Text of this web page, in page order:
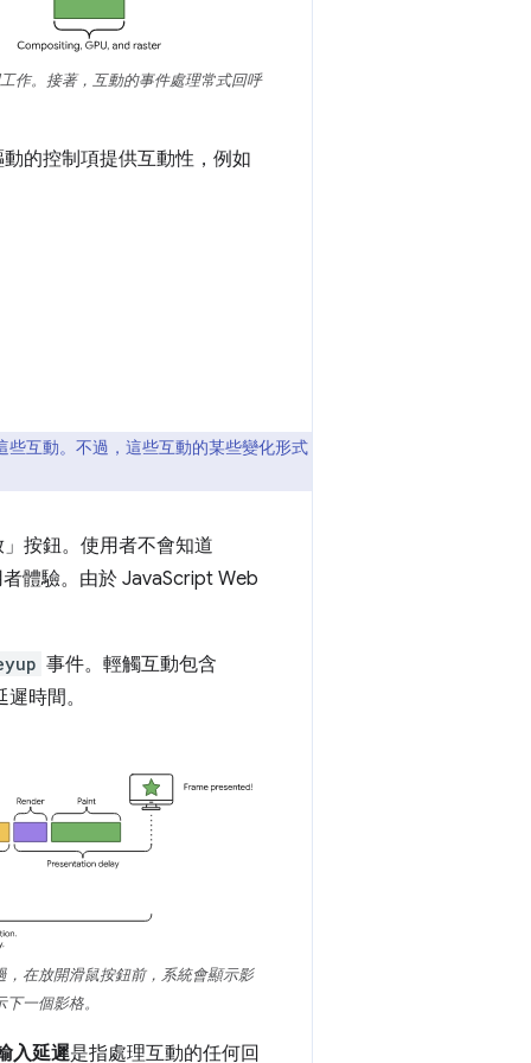
作。接著，互動的事件處理常式回呼
的控制項提供互動性，例如
些互動。不過，這些互動的某些變化形式
按鈕。使用者不會知道
體驗。由於 JavaScript Web
事件。輕觸互動包含
時間。
在放開滑鼠按鈕前，系統會顯示影
一個影格。
入延遲是指處理互動的任何回